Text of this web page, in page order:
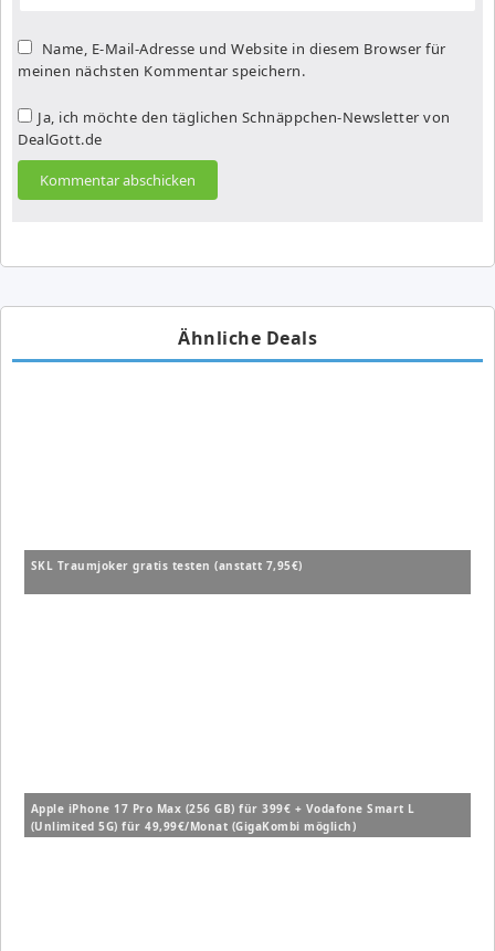
Name, E-Mail-Adresse und Website in diesem Browser für
meinen nächsten Kommentar speichern.
Ja, ich möchte den täglichen Schnäppchen-Newsletter von
DealGott.de
Ähnliche Deals
SKL Traumjoker gratis testen (anstatt 7,95€)
Apple iPhone 17 Pro Max (256 GB) für 399€ + Vodafone Smart L
(Unlimited 5G) für 49,99€/Monat (GigaKombi möglich)